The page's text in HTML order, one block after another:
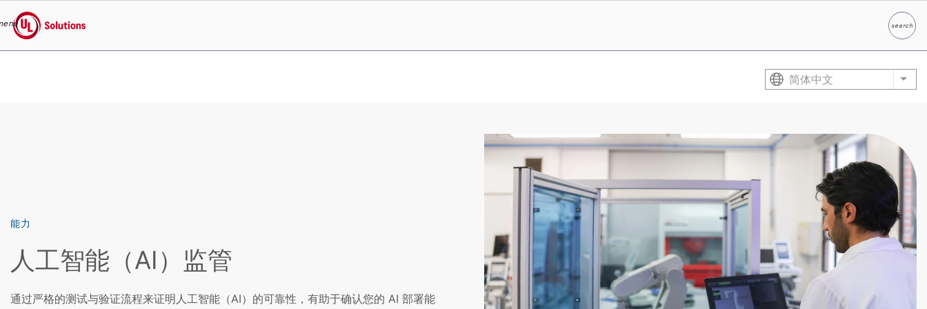
UL Solutions
searchSearch
简体中文 List
能力
人工智能（AI）监管
通过严格的测试与验证流程来证明人工智能（AI）的可靠性，有助于确认您的 AI 部署能